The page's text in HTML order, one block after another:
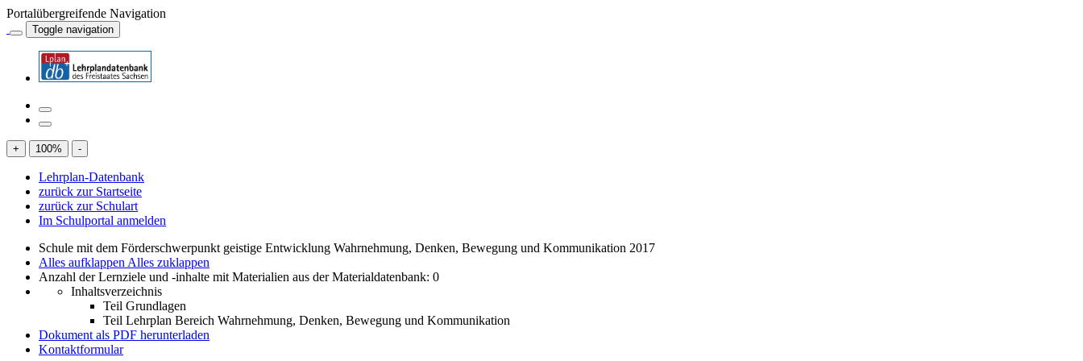
Portalübergreifende Navigation
Toggle navigation
+ 100% -
Lehrplan-Datenbank
zurück zur Startseite
zurück zur Schulart
Im Schulportal anmelden
Schule mit dem Förderschwerpunkt geistige Entwicklung Wahrnehmung, Denken, Bewegung und Kommunikation 2017
Alles aufklappen Alles zuklappen
Anzahl der Lernziele und -inhalte mit Materialien aus der Materialdatenbank: 0
Inhaltsverzeichnis
Teil Grundlagen
Teil Lehrplan Bereich Wahrnehmung, Denken, Bewegung und Kommunikation
Dokument als PDF herunterladen
Kontaktformular